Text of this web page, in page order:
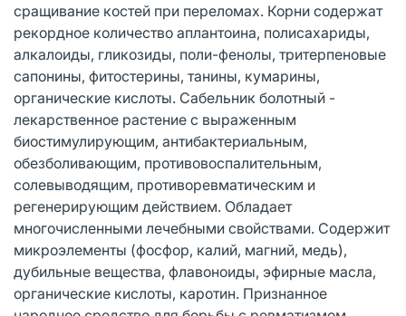
сращивание костей при переломах. Корни содержат
рекордное количество аплантоина, полисахариды,
алкалоиды, гликозиды, поли-фенолы, тритерпеновые
сапонины, фитостерины, танины, кумарины,
органические кислоты. Сабельник болотный -
лекарственное растение с выраженным
биостимулирующим, антибактериальным,
обезболивающим, противовоспалительным,
солевыводящим, противоревматическим и
регенерирующим действием. Обладает
многочисленными лечебными свойствами. Содержит
микроэлементы (фосфор, калий, магний, медь),
дубильные вещества, флавоноиды, эфирные масла,
органические кислоты, каротин. Признанное